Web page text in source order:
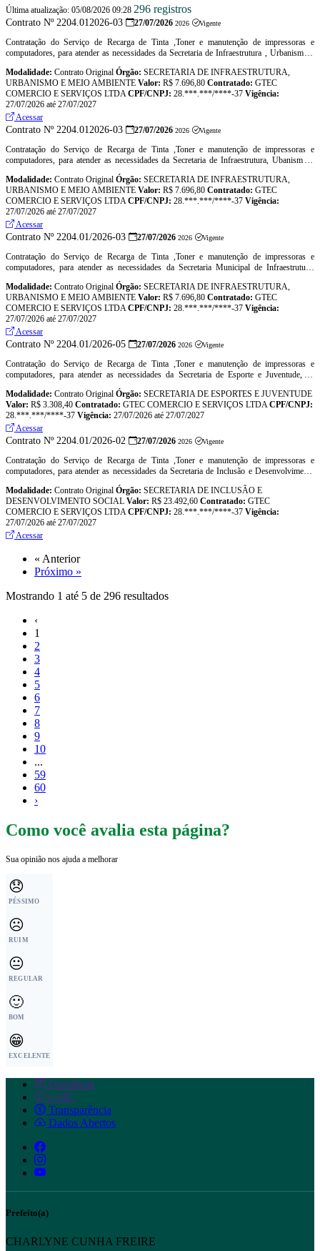
Última atualização: 05/08/2026 09:28 296 registros
Contrato Nº 2204.012026-03 27/07/2026 2026 Vigente
Contratação do Serviço de Recarga de Tinta ,Toner e manutenção de impressoras e
computadores, para atender as necessidades da Secretaria de Infraestrutura , Urbanismo e
Modalidade: Contrato Original Órgão: SECRETARIA DE INFRAESTRUTURA,
URBANISMO E MEIO AMBIENTE Valor: R$ 7.696,80 Contratado: GTEC
COMERCIO E SERVIÇOS LTDA CPF/CNPJ: 28.***.***/****-37 Vigência:
27/07/2026 até 27/07/2027
Acessar
Contrato Nº 2204.012026-03 27/07/2026 2026 Vigente
Contratação do Serviço de Recarga de Tinta ,Toner e manutenção de impressoras e
computadores, para atender as necessidades da Secretaria de Infraestrutura, Ubanismo e
Modalidade: Contrato Original Órgão: SECRETARIA DE INFRAESTRUTURA,
URBANISMO E MEIO AMBIENTE Valor: R$ 7.696,80 Contratado: GTEC
COMERCIO E SERVIÇOS LTDA CPF/CNPJ: 28.***.***/****-37 Vigência:
27/07/2026 até 27/07/2027
Acessar
Contrato Nº 2204.01/2026-03 27/07/2026 2026 Vigente
Contratação do Serviço de Recarga de Tinta ,Toner e manutenção de impressoras e
computadores, para atender as necessidades da Secretaria Municipal de Infraestrutura,
Referência
Modalidade: Contrato Original Órgão: SECRETARIA DE INFRAESTRUTURA,
URBANISMO E MEIO AMBIENTE Valor: R$ 7.696,80 Contratado: GTEC
COMERCIO E SERVIÇOS LTDA CPF/CNPJ: 28.***.***/****-37 Vigência:
27/07/2026 até 27/07/2027
Acessar
Contrato Nº 2204.01/2026-05 27/07/2026 2026 Vigente
Contratação do Serviço de Recarga de Tinta ,Toner e manutenção de impressoras e
computadores, para atender as necessidades da Secretaria de Esporte e Juventude, de
Modalidade: Contrato Original Órgão: SECRETARIA DE ESPORTES E JUVENTUDE
Valor: R$ 3.308,40 Contratado: GTEC COMERCIO E SERVIÇOS LTDA CPF/CNPJ:
28.***.***/****-37 Vigência: 27/07/2026 até 27/07/2027
Acessar
Contrato Nº 2204.01/2026-02 27/07/2026 2026 Vigente
Contratação do Serviço de Recarga de Tinta ,Toner e manutenção de impressoras e
computadores, para atender as necessidades da Secretaria de Inclusão e Desenvolvimento
Modalidade: Contrato Original Órgão: SECRETARIA DE INCLUSÃO E
DESENVOLVIMENTO SOCIAL Valor: R$ 23.492,60 Contratado: GTEC
COMERCIO E SERVIÇOS LTDA CPF/CNPJ: 28.***.***/****-37 Vigência:
27/07/2026 até 27/07/2027
Acessar
« Anterior
Próximo »
Mostrando 1 até 5 de 296 resultados
‹
1
2
3
4
5
6
7
8
9
10
...
59
60
›
Como você avalia esta página?
Sua opinião nos ajuda a melhorar
😞
PÉSSIMO
☹️
RUIM
😐
REGULAR
🙂
BOM
😁
EXCELENTE
Ouvidoria
e-SIC
Transparência
Dados Abertos
Prefeito(a)
CHARLYNE CUNHA FREIRE